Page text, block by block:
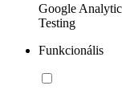
Google
Testing
Funkcionális